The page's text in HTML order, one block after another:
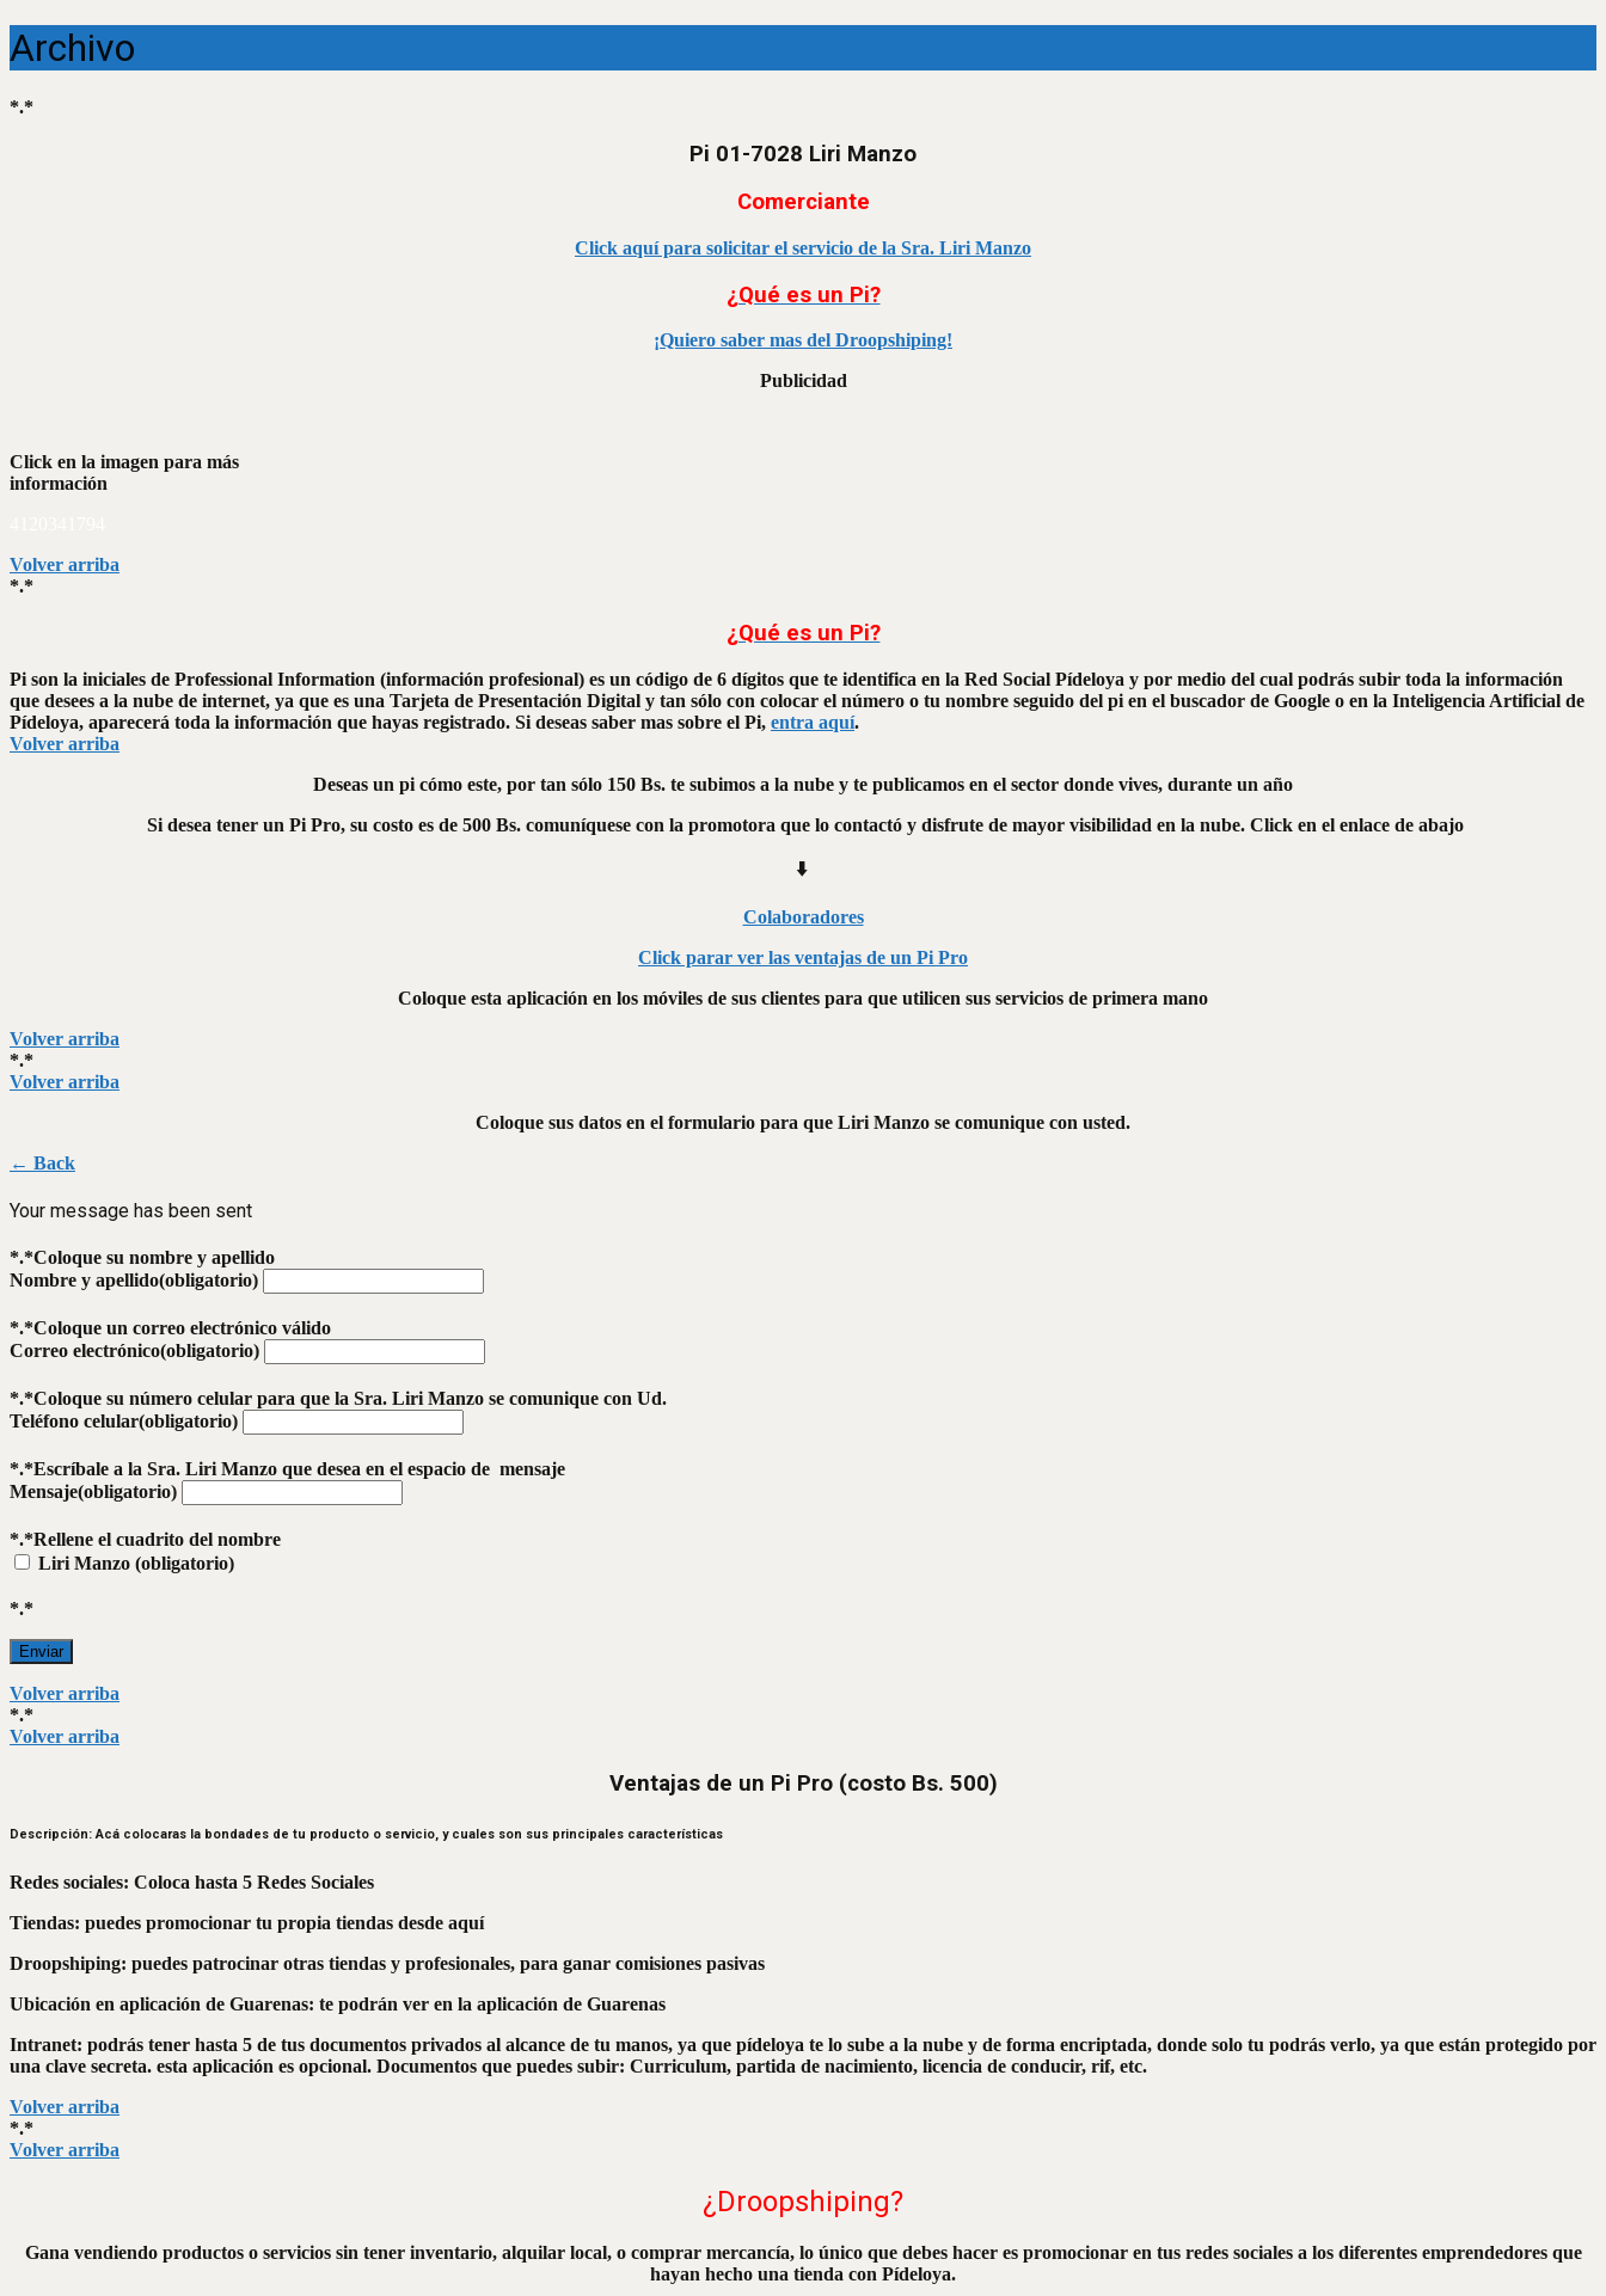
Archivo
*.*
Pi 01-7028 Liri Manzo
Comerciante
Click aquí para solicitar el servicio de la Sra. Liri Manzo
¿Qué es un Pi?
¡Quiero saber mas del Droopshiping!
Publicidad
Click en la imagen para más
información
Volver arriba
*.*
¿Qué es un Pi?
Pi son la iniciales de Professional Information (información profesional) es un código de 6 dígitos que te identifica en la Red Social Pídeloya y por medio del cual podrás subir toda la información
que desees a la nube de internet, ya que es una Tarjeta de Presentación Digital y tan sólo con colocar el número o tu nombre seguido del pi en el buscador de Google o en la Inteligencia Artificial de
Pídeloya, aparecerá toda la información que hayas registrado. Si deseas saber mas sobre el Pi, entra aquí.
Volver arriba
Deseas un pi cómo este, por tan sólo 150 Bs. te subimos a la nube y te publicamos en el sector donde vives, durante un año
Si desea tener un Pi Pro, su costo es de 500 Bs. comuníquese con la promotora que lo contactó y disfrute de mayor visibilidad en la nube. Click en el enlace de abajo
⬇️
Colaboradores
Click parar ver las ventajas de un Pi Pro
Coloque esta aplicación en los móviles de sus clientes para que utilicen sus servicios de primera mano
Volver arriba
*.*
Volver arriba
Coloque sus datos en el formulario para que Liri Manzo se comunique con usted.
← Back
Your message has been sent
*.*Coloque su nombre y apellido
Nombre y apellido(obligatorio)
*.*Coloque un correo electrónico válido
Correo electrónico(obligatorio)
*.*Coloque su número celular para que la Sra. Liri Manzo se comunique con Ud.
Teléfono celular(obligatorio)
*.*Escríbale a la Sra. Liri Manzo que desea en el espacio de mensaje
Mensaje(obligatorio)
*.*Rellene el cuadrito del nombre
Liri Manzo (obligatorio)
*.*
Enviar
Volver arriba
*.*
Volver arriba
Ventajas de un Pi Pro (costo Bs. 500)
Descripción: Acá colocaras la bondades de tu producto o servicio, y cuales son sus principales características
Redes sociales: Coloca hasta 5 Redes Sociales
Tiendas: puedes promocionar tu propia tiendas desde aquí
Droopshiping: puedes patrocinar otras tiendas y profesionales, para ganar comisiones pasivas
Ubicación en aplicación de Guarenas: te podrán ver en la aplicación de Guarenas
Intranet: podrás tener hasta 5 de tus documentos privados al alcance de tu manos, ya que pídeloya te lo sube a la nube y de forma encriptada, donde solo tu podrás verlo, ya que están protegido por
una clave secreta. esta aplicación es opcional. Documentos que puedes subir: Curriculum, partida de nacimiento, licencia de conducir, rif, etc.
Volver arriba
*.*
Volver arriba
¿Droopshiping?
Gana vendiendo productos o servicios sin tener inventario, alquilar local, o comprar mercancía, lo único que debes hacer es promocionar en tus redes sociales a los diferentes emprendedores que
hayan hecho una tienda con Pídeloya.